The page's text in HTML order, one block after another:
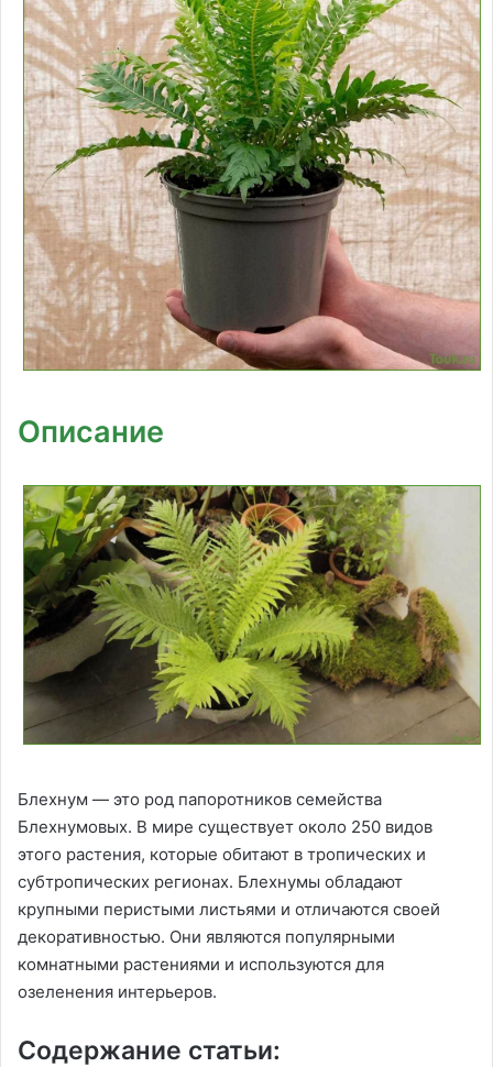
Описание
Блехнум — это род папоротников семейства
Блехнумовых. В мире существует около 250 видов
этого растения, которые обитают в тропических и
субтропических регионах. Блехнумы обладают
крупными перистыми листьями и отличаются своей
декоративностью. Они являются популярными
комнатными растениями и используются для
озеленения интерьеров.
Содержание статьи: